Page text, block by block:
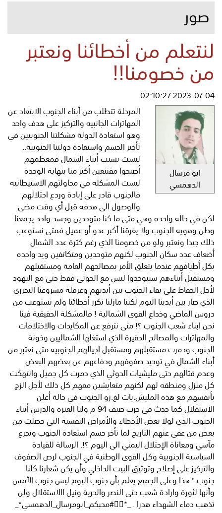
صور
لنتعلم من أخطائنا ونعتبر
من خصومنا!!
2023-07-04 02:10:27
ابو مرسال
الدهمسي
المرحلة تتطلب من أبناء الجنوب الابتعاد عن
المهاترات الجانبيه والتركيز على هدف واحد
وهو استعادة الدولة مشكلتنا الجنوبيين في
تأخير الحسم واستعادة دولتنا الجنوبية..
ليست بسبب أبناء الشمال فمعظمهم
أصبحوا مقتنعين أكثر منا بنهاية الوحدة
ليست المشكله في محاولتهم الاستيطانيه
فالجنوب قادر على إبادة وردع احتلالهم
والوصول الى هدفه قبل أي وقت مضى
لكن في حاله واحده وهي متى ما كنا متوحدين وجسد واحد يجمعنا
وطن وهويه الجنوب ولا يفرقنا أكبر عدو أو عميل فمتى نستوعب
ذلك جيدا ونعتبر ولو من خصومنا الذي رغم كثرة عدد الشمال
أضعاف عدد سكان الجنوب لكنهم متوحدين ومتكاتفين ويد واحده
بكل أطيافهم عندما يتعلق الأمر بمصالحهم العامة ومستقبلهم
ومستقبل أبناءهم سيتوحدوا ليس مع الحوثي فقط حتى مع اليهود
لأجل الحفاظ على بقاء الجنوب بين أيديهم وعرقلة مشروعنا التحرري
الذي صار بين أيدينا اليوم لكننا مازلنا نكرر أخطائنا ولم نستوعب من
دروس الماضي وخداع القوى الشمالية ! فالمشكلة الحقيقية فينا
نحن ابناء شعب الجنوب ؟! متى نترفع عن المكايدات والاختلافات
والمهاترات والمصالح الحقيرة الذي استغلها الشماليين وخونة
الجنوب ودمرت مستقبلهم ومستقبل اجيالهم الجنوبيه متى نعتبر من
أبناء الشمال في توحيد صفوفهم ودفاعهم عن بعضهم البعض
وعدم قتالهم حتى مليشيات الحوثي الذي دمرت كل جميل وانتهكت
كل منزل ومنطقه لهم لكنهم متعايشين معهم كل ذلك لأجل الزج
بأنفسهم مع هذه المليش.يات لغ.زو الجنوب في حالة أعلن
الاستقلال كما حدث في حرب صيف 94 م ولنا العبره والدرس أبناء
الجنوب الذي لولا بعض الأخطاء والأمراض النفسية التي حصلت من
بعض من عفى عنهم التاريخ لما تأخر حسم استعادة الجنوب وتجرع
مآسي ومعاناة الإحتلال اليمني الى اليوم ؟!. الرسالة للقيادة
السياسية الجنوبية وكل القوى الوطنية في الجنوب لرص الصفوف
والتركيز على إصلاح وتوثيق البيت الداخلي وأن يكن شعارنا كلنا
جنوب " هذا وعلى الجميع يعلم بأن جنوب اليوم ليس جنوب الأمس
وأنها لثورة وارادة شعب حتى النصر والحرية ونيل االاستقلال ولن
تذهب دماء الشهداء هدرا . _*✍🏻#محبكم_ابومرسال_الدهمسي*_